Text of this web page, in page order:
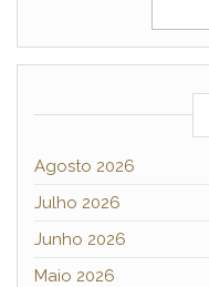
Agosto 2026
Julho 2026
Junho 2026
Maio 2026